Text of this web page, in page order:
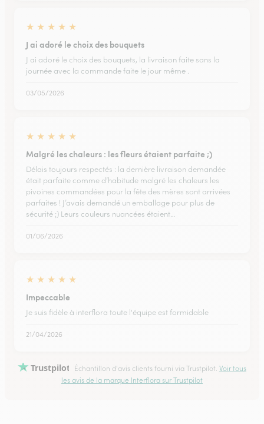
★ ★ ★ ★ ★
J ai adoré le choix des bouquets
J ai adoré le choix des bouquets, la livraison faite sans la
journée avec la commande faite le jour même .
03/05/2026
★ ★ ★ ★ ★
Malgré les chaleurs : les fleurs étaient parfaite ;)
Délais toujours respectés : la dernière livraison demandée
était parfaite comme d’habitude malgré les chaleurs les
pivoines commandées pour la fête des mères sont arrivées
parfaites ! J’avais demandé un emballage pour plus de
sécurité ;) Leurs couleurs nuancées étaient…
01/06/2026
★ ★ ★ ★ ★
Impeccable
Je suis fidèle à interflora toute l'équipe est formidable
21/04/2026
Trustpilot Échantillon d'avis clients fourni via Trustpilot. Voir tous
les avis de la marque Interflora sur Trustpilot